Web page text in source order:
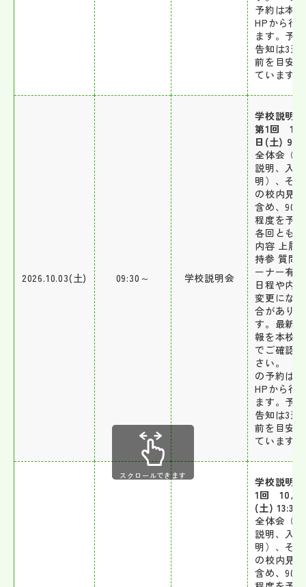
予約は本校
HPから行
ます。予
告知は3週
前を目安
ています。
2026.10.03(土) 09:30～ 学校説明会
学校説明
第1回 10
日(土)
全体会（
説明、入
明）、そ
の校内見
含め、90
程度を予定
各回とも
内容 上履
持参 質問
ーナー有
日程や内
変更にな
合がありま
す。最新
報を本校
でご確認
さい。
の予約は
HPから行
ます。予
告知は3週
前を目安
ています。
学校説明
1回 10月
(土) 13:30
全体会（
説明、入
明）、そ
の校内見
含め、90
スクロールできます